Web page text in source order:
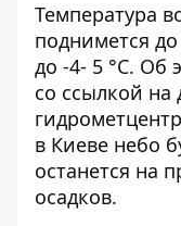
Температура
поднимется
до -4- 5 °C. Об
со ссылкой на
в Киеве небо
останется на
осадков.